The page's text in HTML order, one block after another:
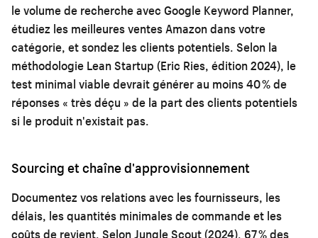
le volume de recherche avec Google Keyword Planner,
étudiez les meilleures ventes Amazon dans votre
catégorie, et sondez les clients potentiels. Selon la
méthodologie Lean Startup (Eric Ries, édition 2024), le
test minimal viable devrait générer au moins 40 % de
réponses « très déçu » de la part des clients potentiels
si le produit n'existait pas.
Sourcing et chaîne d'approvisionnement
Documentez vos relations avec les fournisseurs, les
délais, les quantités minimales de commande et les
coûts de revient. Selon Jungle Scout (2024), 67 % des